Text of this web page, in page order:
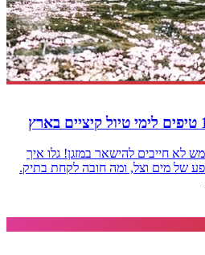
לא חייבים להישאר במזגן! גלו איך
של מים וצל, ומה חובה לקחת בתיק.